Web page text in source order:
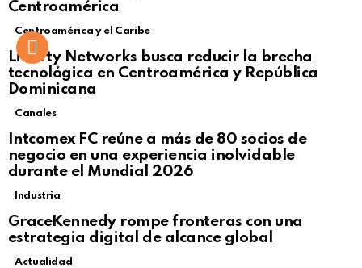
Centroamérica
Centroamérica y el Caribe
Liberty Networks busca reducir la brecha
tecnológica en Centroamérica y República
Dominicana
Canales
Intcomex FC reúne a más de 80 socios de
negocio en una experiencia inolvidable
durante el Mundial 2026
Industria
GraceKennedy rompe fronteras con una
estrategia digital de alcance global
Actualidad